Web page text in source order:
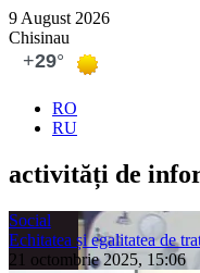
9 August 2026
Chisinau
RO
RU
activități de
Social
Echitatea și egalitatea de
21 octombrie 2025, 15:06